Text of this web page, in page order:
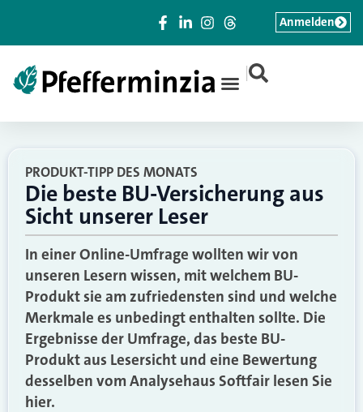
|
Anmelden
PRODUKT-TIPP DES MONATS
Die beste BU-Versicherung aus
Sicht unserer Leser
In einer Online-Umfrage wollten wir von
unseren Lesern wissen, mit welchem BU-
Produkt sie am zufriedensten sind und welche
Merkmale es unbedingt enthalten sollte. Die
Ergebnisse der Umfrage, das beste BU-
Produkt aus Lesersicht und eine Bewertung
desselben vom Analysehaus Softfair lesen Sie
hier.